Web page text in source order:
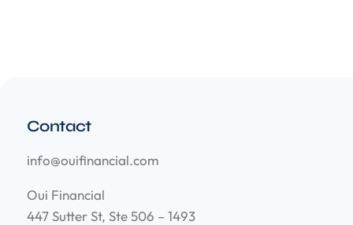
Contact
info@ouifinancial.com
Oui Financial
447 Sutter St, Ste 506 – 1493